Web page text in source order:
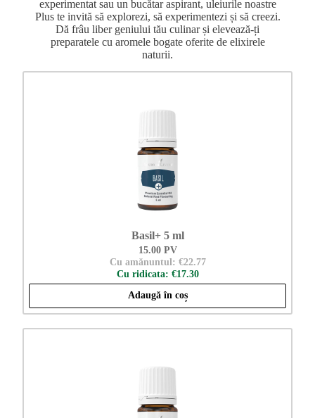
experimentat sau un bucătar aspirant, uleiurile noastre
Plus te invită să explorezi, să experimentezi și să creezi.
Dă frâu liber geniului tău culinar și elevează-ți
preparatele cu aromele bogate oferite de elixirele
naturii.
Basil+ 5 ml
15.00 PV
Cu amănuntul: €22.77
Cu ridicata: €17.30
Adaugă în coș